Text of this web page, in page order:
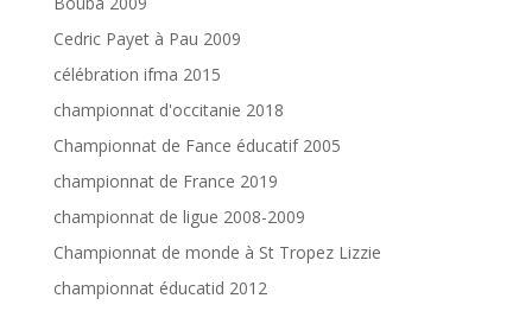
Cedric Payet à Pau 2009
célébration ifma 2015
championnat d'occitanie 2018
Championnat de Fance éducatif 2005
championnat de France 2019
championnat de ligue 2008-2009
Championnat de monde à St Tropez Lizzie
championnat éducatid 2012